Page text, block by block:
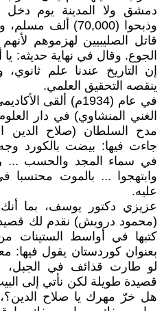
دمشق ولا المدينة يوم دخل
وذبحوا (70,000)
قاتل الصليبيين لهزموهم
الجوع. وقال في نهاية حديثه:
إن التاريخ عندنا علم
ينقصه التحقيق العلمي.
في عام (1934م) ألقى
الغني المنشاوي) في دار
مدح السلطان (صلاح الدين
جاءت فيها: بيضت بالكورد وجه
في سماء المجد والحسب ...
وابتهجوا ... بالموت
عليه.
عزيزي دكتور يوسف، بما أنك
(محمود درويش) نقدم لك
كتبها في أواسط الستينات
بعنوان كوردستان يقول فيها:
لو طارت قذائف في الجبل،
قصيدة طويلة لكن نأتي إلى
هل خرّ مهرك يا صلاح